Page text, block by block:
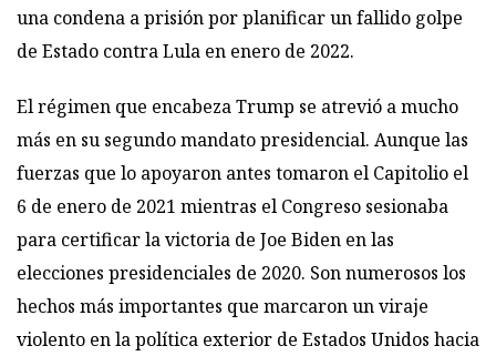
una condena a prisión por planificar un fallido golpe
de Estado contra Lula en enero de 2022.
El régimen que encabeza Trump se atrevió a mucho
más en su segundo mandato presidencial. Aunque las
fuerzas que lo apoyaron antes tomaron el Capitolio el
6 de enero de 2021 mientras el Congreso sesionaba
para certificar la victoria de Joe Biden en las
elecciones presidenciales de 2020. Son numerosos los
hechos más importantes que marcaron un viraje
violento en la política exterior de Estados Unidos hacia